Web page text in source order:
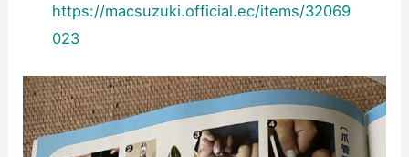
https://macsuzuki.official.ec/items/32069
023